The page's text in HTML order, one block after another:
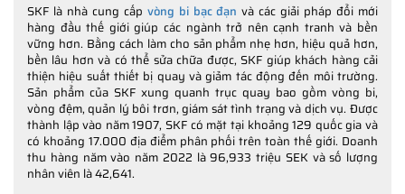
SKF là nhà cung cấp vòng bi bạc đạn và các giải pháp đổi mới
hàng đầu thế giới giúp các ngành trở nên cạnh tranh và bền
vững hơn. Bằng cách làm cho sản phẩm nhẹ hơn, hiệu quả hơn,
bền lâu hơn và có thể sửa chữa được, SKF giúp khách hàng cải
thiện hiệu suất thiết bị quay và giảm tác động đến môi trường.
Sản phẩm của SKF xung quanh trục quay bao gồm vòng bi,
vòng đệm, quản lý bôi trơn, giám sát tình trạng và dịch vụ. Được
thành lập vào năm 1907, SKF có mặt tại khoảng 129 quốc gia và
có khoảng 17.000 địa điểm phân phối trên toàn thế giới. Doanh
thu hàng năm vào năm 2022 là 96,933 triệu SEK và số lượng
nhân viên là 42,641.